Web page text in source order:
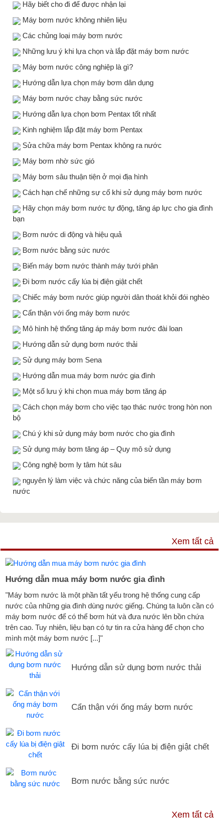
Hãy biết cho đi để được nhận lại
Máy bơm nước không nhiên liệu
Các chủng loại máy bơm nước
Những lưu ý khi lựa chọn và lắp đặt máy bơm nước
Máy bơm nước công nghiệp là gì?
Hướng dẫn lựa chọn máy bơm dân dụng
Máy bơm nước chạy bằng sức nước
Hướng dẫn lựa chọn bơm Pentax tốt nhất
Kinh nghiệm lắp đặt máy bơm Pentax
Sửa chữa máy bơm Pentax không ra nước
Máy bơm nhờ sức gió
Máy bơm sâu thuận tiện ở mọi địa hình
Cách hạn chế những sự cố khi sử dụng máy bơm nước
Hãy chọn máy bơm nước tự động, tăng áp lực cho gia đình
bạn
Bơm nước di động và hiệu quả
Bơm nước bằng sức nước
Biến máy bơm nước thành máy tưới phân
Đi bơm nước cấy lúa bị điện giật chết
Chiếc máy bơm nước giúp người dân thoát khỏi đói nghèo
Cẩn thận với ống máy bơm nước
Mô hình hệ thống tăng áp máy bơm nước đài loan
Hướng dẫn sử dụng bơm nước thải
Sử dụng máy bơm Sena
Hướng dẫn mua máy bơm nước gia đình
Một số lưu ý khi chọn mua máy bơm tăng áp
Cách chọn máy bơm cho việc tạo thác nước trong hòn non
bộ
Chú ý khi sử dụng máy bơm nước cho gia đình
Sử dụng máy bơm tăng áp – Quy mô sử dụng
Công nghệ bơm ly tâm hút sâu
nguyên lý làm việc và chức năng của biến tần máy bơm
nước
Xem tất cả
Hướng dẫn mua máy bơm nước gia đình
"Máy bơm nước là một phần tất yếu trong hệ thống cung cấp
nước của những gia đình dùng nước giếng. Chúng ta luôn cần có
máy bơm nước để có thể bơm hút và đưa nước lên bồn chứa
trên cao. Tuy nhiên, liệu bạn có tự tin ra cửa hàng để chọn cho
mình một máy bơm nước [...]"
Hướng dẫn sử dụng bơm nước thải
Cẩn thận với ống máy bơm nước
Đi bơm nước cấy lúa bị điện giật chết
Bơm nước bằng sức nước
Xem tất cả